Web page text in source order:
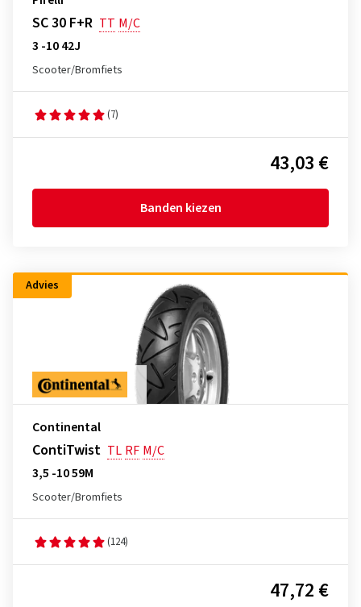
SC 30 F+R TT M/C
3 -10 42J
Scooter/Bromfiets
(7)
43,03 €
Banden kiezen
Advies
Continental
ContiTwist TL RF M/C
3,5 -10 59M
Scooter/Bromfiets
(124)
47,72 €